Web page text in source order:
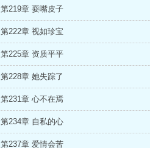
第219章 耍嘴皮子
第222章 视如珍宝
第225章 资质平平
第228章 她失踪了
第231章 心不在焉
第234章 自私的心
第237章 爱情会苦